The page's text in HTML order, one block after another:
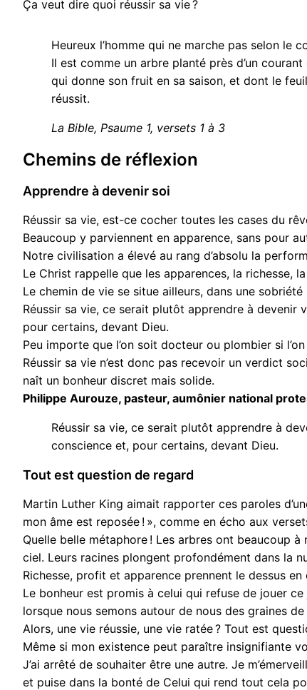
Ça veut dire quoi réussir sa vie ?
Heureux l’homme qui ne marche pas selon le
Il est comme un arbre planté près d’un courant
qui donne son fruit en sa saison, et dont le
réussit.
La Bible, Psaume 1, versets 1 à 3
Chemins de réflexion
Apprendre à devenir soi
Réussir sa vie, est-ce cocher toutes les cases du
Beaucoup y parviennent en apparence, sans pour
Notre civilisation a élevé au rang d’absolu la
Le Christ rappelle que les apparences, la richesse,
Le chemin de vie se situe ailleurs, dans une
Réussir sa vie, ce serait plutôt apprendre à devenir
pour certains, devant Dieu.
Peu importe que l’on soit docteur ou plombier si
Réussir sa vie n’est donc pas recevoir un verdict
naît un bonheur discret mais solide.
Philippe Aurouze, pasteur, aumônier national
Réussir sa vie, ce serait plutôt apprendre à
conscience et, pour certains, devant Dieu.
Tout est question de regard
Martin Luther King aimait rapporter ces paroles
mon âme est reposée ! », comme en écho aux
Quelle belle métaphore ! Les arbres ont beaucoup
ciel. Leurs racines plongent profondément dans la
Richesse, profit et apparence prennent le dessus
Le bonheur est promis à celui qui refuse de jouer
lorsque nous semons autour de nous des graines de
Alors, une vie réussie, une vie ratée ? Tout est
Même si mon existence peut paraître insignifiante
J’ai arrêté de souhaiter être une autre. Je
et puise dans la bonté de Celui qui rend tout cela